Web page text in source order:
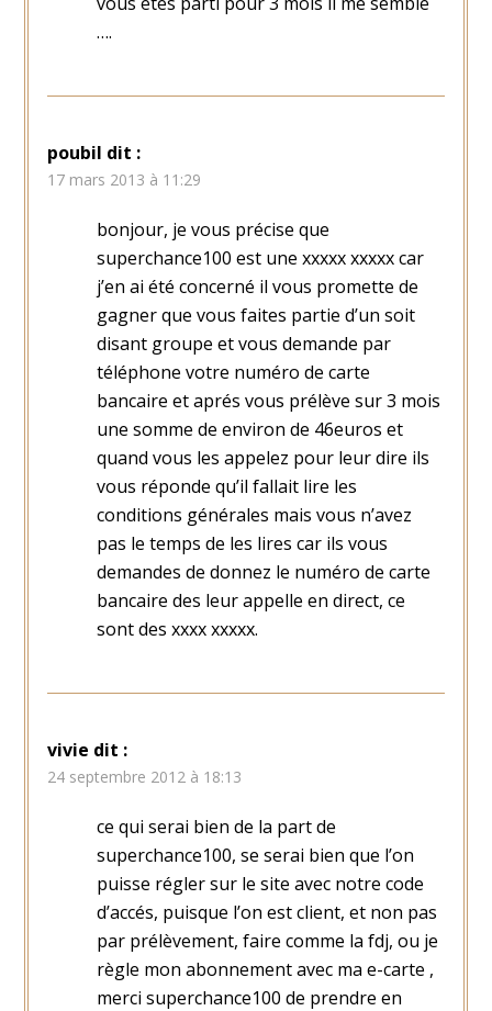
….
poubil dit :
17 mars 2013 à 11:29
bonjour, je vous précise que
superchance100 est une xxxxx xxxxx car
j’en ai été concerné il vous promette de
gagner que vous faites partie d’un soit
disant groupe et vous demande par
téléphone votre numéro de carte
bancaire et aprés vous prélève sur 3 mois
une somme de environ de 46euros et
quand vous les appelez pour leur dire ils
vous réponde qu’il fallait lire les
conditions générales mais vous n’avez
pas le temps de les lires car ils vous
demandes de donnez le numéro de carte
bancaire des leur appelle en direct, ce
sont des xxxx xxxxx.
vivie dit :
24 septembre 2012 à 18:13
ce qui serai bien de la part de
superchance100, se serai bien que l’on
puisse régler sur le site avec notre code
d’accés, puisque l’on est client, et non pas
par prélèvement, faire comme la fdj, ou je
règle mon abonnement avec ma e-carte ,
merci superchance100 de prendre en